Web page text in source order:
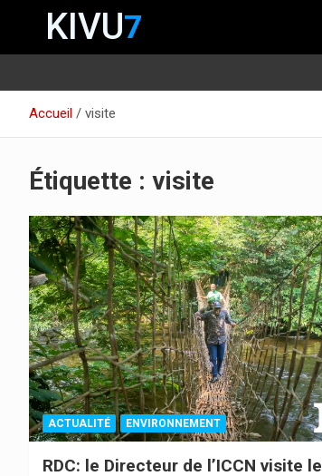
KIVU7
contenu
Accueil visite
Étiquette : visite
ACTUALITÉ ENVIRONNEMENT
RDC: le Directeur de l’ICCN visite le